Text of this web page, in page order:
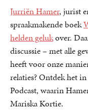
Jurriën Hamer, jurist
spraakmakende boek
helden gelukover.
discussie – met alle
heeft voor onze
relaties? Ontdek het
Podcast, waarin
Mariska Kortie.